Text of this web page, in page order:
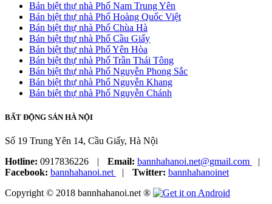
Bán biệt thự nhà Phố Nam Trung Yên
Bán biệt thự nhà Phố Hoàng Quốc Việt
Bán biệt thự nhà Phố Chùa Hà
Bán biệt thự nhà Phố Cầu Giấy
Bán biệt thự nhà Phố Yên Hòa
Bán biệt thự nhà Phố Trần Thái Tông
Bán biệt thự nhà Phố Nguyễn Phong Sắc
Bán biệt thự nhà Phố Nguyễn Khang
Bán biệt thự nhà Phố Nguyễn Chánh
BẤT ĐỘNG SẢN HÀ NỘI
Số 19 Trung Yên 14, Cầu Giấy, Hà Nội
Hotline: 0917836226 | Email: bannhahanoi.net@gmail.com
|
Facebook: bannhahanoi.net | Twitter: bannhahanoinet
Copyright © 2018 bannhahanoi.net ®